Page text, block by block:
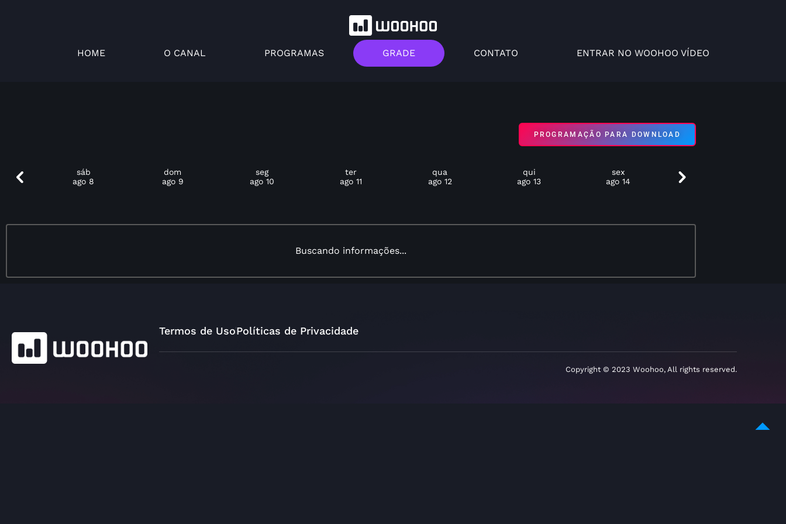
HOME O CANAL PROGRAMAS GRADE CONTATO ENTRAR NO WOOHOO VÍDEO
PROGRAMAÇÃO PARA DOWNLOAD
sáb
ago 8
dom
ago 9
seg
ago 10
ter
ago 11
qua
ago 12
qui
ago 13
sex
ago 14
Buscando informações...
Termos de UsoPolíticas de Privacidade
Copyright © 2023 Woohoo, All rights reserved.